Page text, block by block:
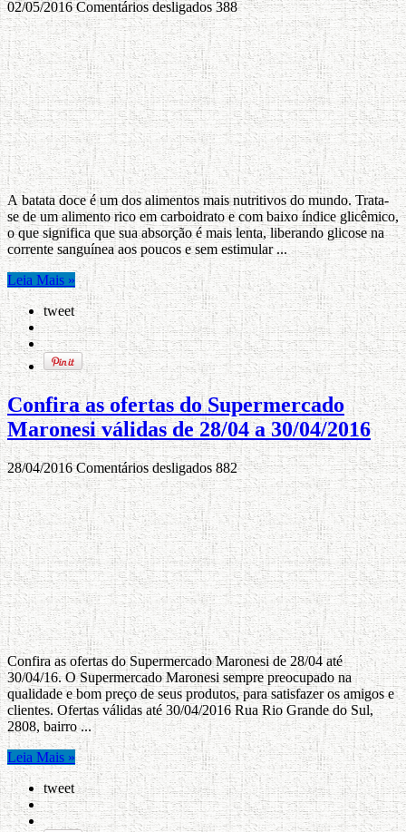
02/05/2016 Comentários desligados 388
A batata doce é um dos alimentos mais nutritivos do mundo. Trata-
se de um alimento rico em carboidrato e com baixo índice glicêmico,
o que significa que sua absorção é mais lenta, liberando glicose na
corrente sanguínea aos poucos e sem estimular ...
Leia Mais »
tweet
Confira as ofertas do Supermercado
Maronesi válidas de 28/04 a 30/04/2016
28/04/2016 Comentários desligados 882
Confira as ofertas do Supermercado Maronesi de 28/04 até
30/04/16. O Supermercado Maronesi sempre preocupado na
qualidade e bom preço de seus produtos, para satisfazer os amigos e
clientes. Ofertas válidas até 30/04/2016 Rua Rio Grande do Sul,
2808, bairro ...
Leia Mais »
tweet